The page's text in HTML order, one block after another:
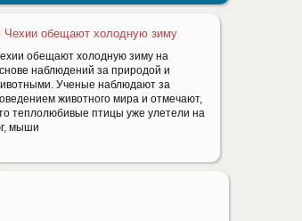
Чехии обещают холодную зиму
обещают холодную зиму на
наблюдений за природой и
Ученые наблюдают за
животного мира и отмечают,
теплолюбивые птицы уже улетели на
мыши